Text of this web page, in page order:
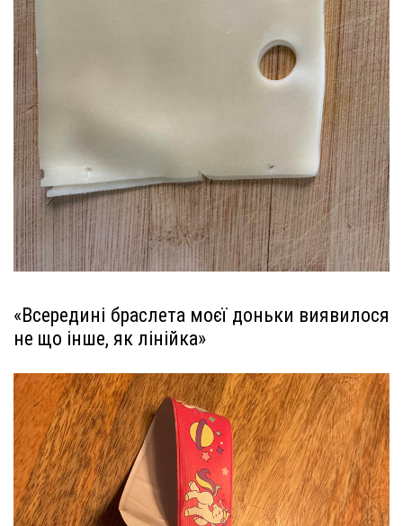
«Всередині браслета моєї доньки виявилося
не що інше, як лінійка»